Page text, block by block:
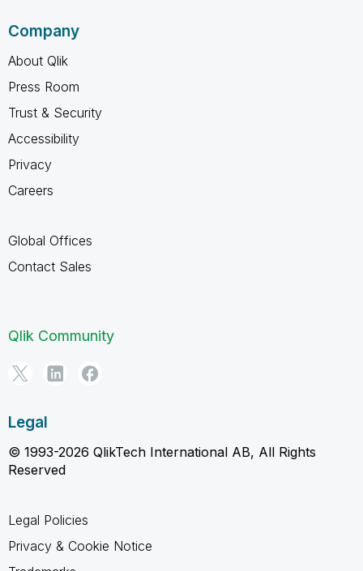
Company
About Qlik
Press Room
Trust & Security
Accessibility
Privacy
Careers
Global Offices
Contact Sales
Qlik Community
Legal
© 1993-2026 QlikTech International AB, All Rights
Reserved
Legal Policies
Privacy & Cookie Notice